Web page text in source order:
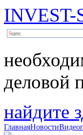
INVEST-
деловой
найдите
ГлавнаяНовости